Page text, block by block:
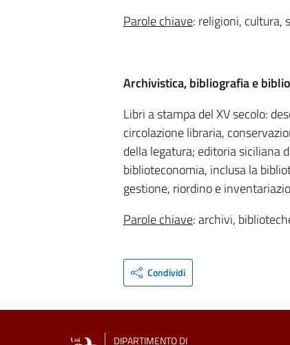
Parole chiave: religioni, cultura,
Archivistica, bibliografia e
Libri a stampa del XV secolo:
circolazione libraria,
della legatura; editoria siciliana
biblioteconomia, inclusa la
gestione, riordino e
Parole chiave: archivi,
Condividi
DIPARTIMENTO DI